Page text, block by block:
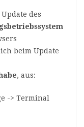
des
beim Update
, aus:
-> Terminal